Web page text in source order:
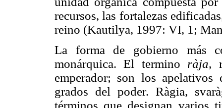
recursos, las fortalezas
reino (Kautilya, 1997: VI, 1;
La forma de gobierno más
monárquica. El termino ràja,
emperador; son los
grados del poder. Ràgia,